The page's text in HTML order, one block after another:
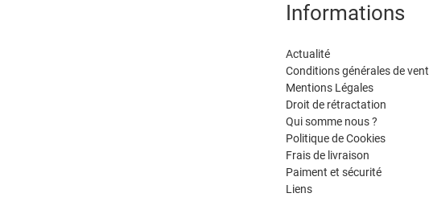
Informations
Actualité
Conditions générales de
Mentions Légales
Droit de rétractation
Qui somme nous ?
Politique de Cookies
Frais de livraison
Paiment et sécurité
Liens